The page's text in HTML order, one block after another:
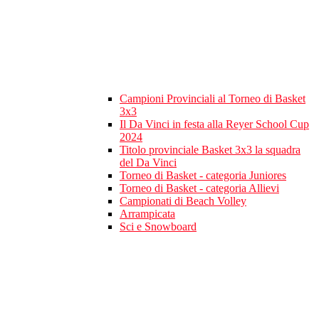
Campioni Provinciali al Torneo di Basket
3x3
Il Da Vinci in festa alla Reyer School Cup
2024
Titolo provinciale Basket 3x3 la squadra
del Da Vinci
Torneo di Basket - categoria Juniores
Torneo di Basket - categoria Allievi
Campionati di Beach Volley
Arrampicata
Sci e Snowboard